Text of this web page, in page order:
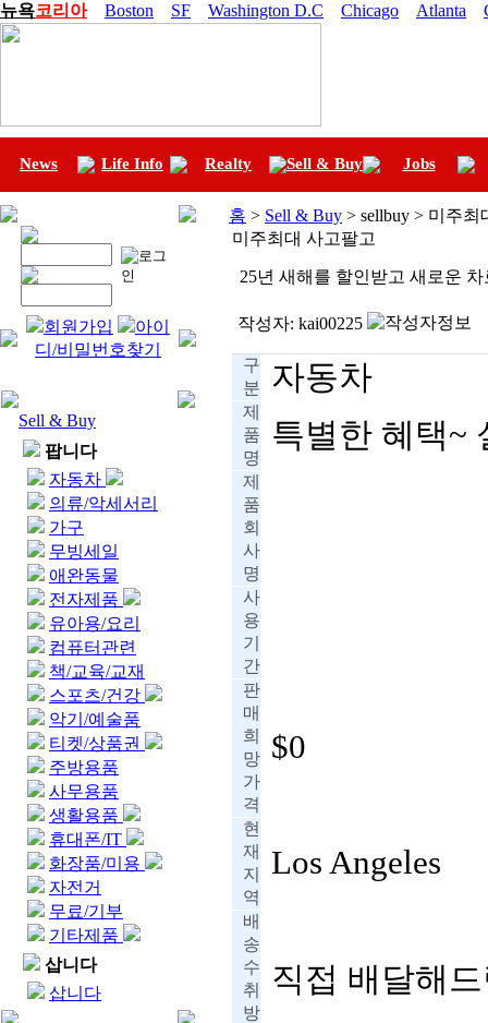
뉴욕코리아 Boston SF Washington D.C Chicago Atlanta
News Life Info Realty Sell & Buy Jobs
회원가입
아이
디/비밀번호찾기
Sell & Buy
팝니다
자동차
의류/악세서리
가구
무빙세일
애완동물
전자제품
유아용/요리
컴퓨터관련
책/교육/교재
스포츠/건강
악기/예술품
티켓/상품권
주방용품
사무용품
생활용품
휴대폰/IT
화장품/미용
자전거
무료/기부
기타제품
삽니다
삽니다
홈 > Sell & Buy > sellbuy > 미주최
미주최대 사고팔고
25년 새해를 할인받고 새로운
작성자: kai00225
구
분
자동차
제
품
명
특별한 혜택~
제
품
회
사
명
사
용
기
간
판
매
희
망
가
격
$0
현
재
지
역
Los Angeles
배
송
수
취
방
직접 배달해